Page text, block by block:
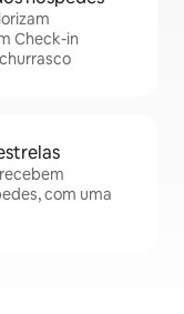
Check-in
com uma